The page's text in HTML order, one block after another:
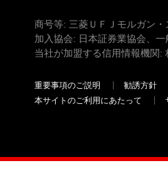
商号等: 三菱ＵＦＪモルガン
加入協会: 日本証券業協会、
当社が加盟する信用情報機関:
重要事項のご説明 勧誘方針
本サイトのご利用にあたって